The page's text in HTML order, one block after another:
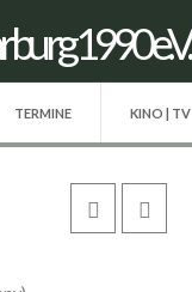
TERMINE KINO | TV